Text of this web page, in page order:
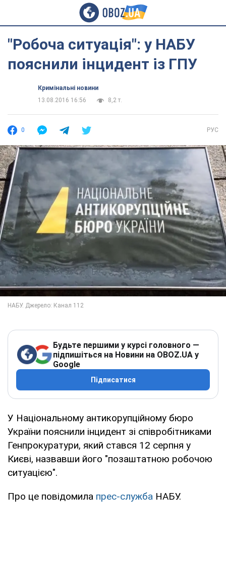
"Робоча ситуація": у НАБУ
пояснили інцидент із ГПУ
Кримінальні новини
13.08.2016 16:56
8,2 т.
0 РУС
Будьте першими у курсі головного —
підпишіться на Новини на OBOZ.UA у
Google
Підписатися
У Національному антикорупційному бюро
України пояснили інцидент зі співробітниками
Генпрокуратури, який стався 12 серпня у
Києві, назвавши його "позаштатною робочою
ситуацією".
Про це повідомила прес-служба НАБУ.